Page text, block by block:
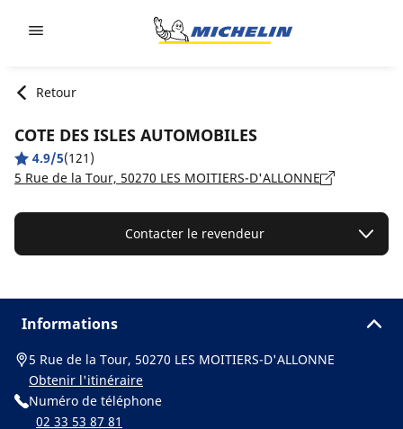
Retour
COTE DES ISLES AUTOMOBILES
4.9/5(121)
5 Rue de la Tour, 50270 LES MOITIERS-D'ALLONNE
Contacter le revendeur
Informations
5 Rue de la Tour, 50270 LES MOITIERS-D'ALLONNE
Obtenir l'itinéraire
Numéro de téléphone
02 33 53 87 81